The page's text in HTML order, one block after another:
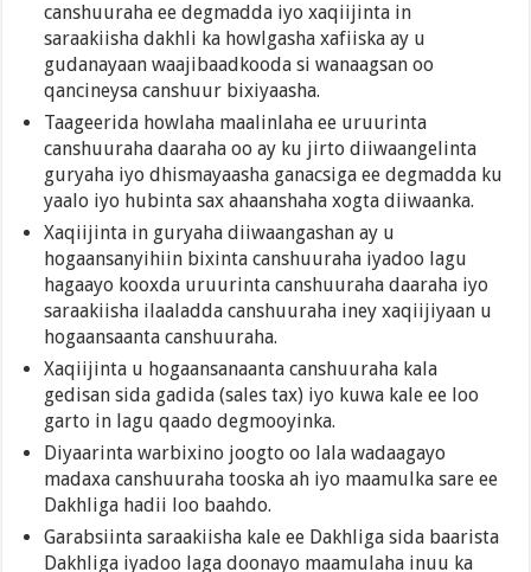
canshuuraha ee degmadda iyo xaqiijinta in
saraakiisha dakhli ka howlgasha xafiiska ay u
gudanayaan waajibaadkooda si wanaagsan oo
qancineysa canshuur bixiyaasha.
Taageerida howlaha maalinlaha ee uruurinta
canshuuraha daaraha oo ay ku jirto diiwaangelinta
guryaha iyo dhismayaasha ganacsiga ee degmadda ku
yaalo iyo hubinta sax ahaanshaha xogta diiwaanka.
Xaqiijinta in guryaha diiwaangashan ay u
hogaansanyihiin bixinta canshuuraha iyadoo lagu
hagaayo kooxda uruurinta canshuuraha daaraha iyo
saraakiisha ilaaladda canshuuraha iney xaqiijiyaan u
hogaansaanta canshuuraha.
Xaqiijinta u hogaansanaanta canshuuraha kala
gedisan sida gadida (sales tax) iyo kuwa kale ee loo
garto in lagu qaado degmooyinka.
Diyaarinta warbixino joogto oo lala wadaagayo
madaxa canshuuraha tooska ah iyo maamulka sare ee
Dakhliga hadii loo baahdo.
Garabsiinta saraakiisha kale ee Dakhliga sida baarista
Dakhliga iyadoo laga doonayo maamulaha inuu ka